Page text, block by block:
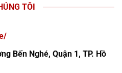
TÔI
Bến Nghé, Quận 1, TP. Hồ